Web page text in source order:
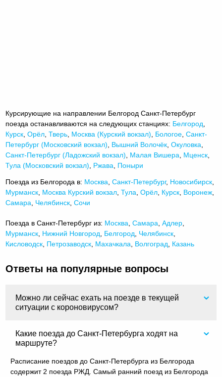
Курсирующие на направлении Белгород Санкт-Петербург
поезда останавливаются на следующих станциях: Белгород
Курск ,Орёл ,Тверь Москва (Курский вокзал) Бологое ,Санкт-
Петербург (Московский вокзал)
Вышний Волочёк ,Окуловка
Санкт-Петербург (Ладожский вокзал)
Малая Вишера Мценск
Тула (Московский вокзал)
Ржава Поныри
Поезда из Белгорода в: Москва ,Санкт-Петербург, Новосибирск
Мурманск Москва Курский вокзал ,Тула ,Орёл Курск Воронеж
Самара
Челябинск ,Сочи
Поезда в Санкт-Петербург из: Москва ,Самара ,Адлер
Мурманск Нижний Новгород Белгород Челябинск
Кисловодск Петрозаводск Махачкала Волгоград Казань
Ответы на популярные вопросы
Можно ли сейчас ехать на поезде в текущей
ситуации с короновирусом?
Какие поезда до Санкт-Петербурга ходят на
маршруте?
Расписание поездов до Санкт-Петербурга из Белгорода
содержит 2 поезда РЖД. Самый ранний поезд из Белгорода